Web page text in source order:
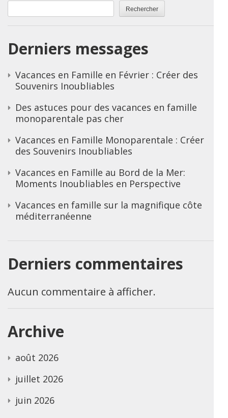
Rechercher
Derniers messages
Vacances en Famille en Février : Créer des
Souvenirs Inoubliables
Des astuces pour des vacances en famille
monoparentale pas cher
Vacances en Famille Monoparentale : Créer
des Souvenirs Inoubliables
Vacances en Famille au Bord de la Mer:
Moments Inoubliables en Perspective
Vacances en famille sur la magnifique côte
méditerranéenne
Derniers commentaires
Aucun commentaire à afficher.
Archive
août 2026
juillet 2026
juin 2026